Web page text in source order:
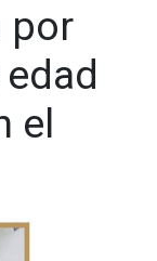
preocupación y
del sistema
denunciado
ha protegido a
y la justicia
cofundadora
particular por el
prepotente y
por
el